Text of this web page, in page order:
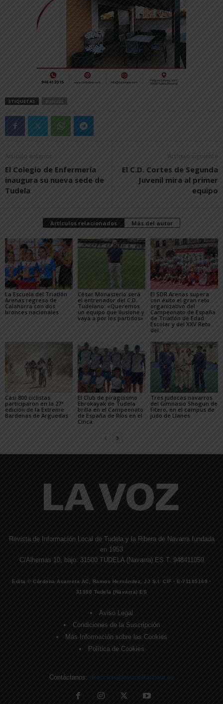
ETIQUETAS BUÑUEL
Artículo anterior
El Colegio de Enfermería
inaugura su nueva sede de
Tudela
Artículo siguiente
El C.D. Cortes de Segunda
Juvenil mira al primer
equipo
Artículos relacionados Más del autor
La Escuela del Triatlón
Arenas regresa de
Calahorra con dos
bronces nacionales
César Monasterio será
el entrenador del C.D.
Tudelano: «Queremos
un equipo que ilusione y
vaya a por los partidos»
El SDR Arenas supera
con éxito el gran reto
organizativo del
Campeonato de España
de Triatlón de Edad
Escolar y del XXV Reto
del...
Casi 800 ciclistas
participaron en la 27ª
edición de la Extreme
Bardenas de Arguedas
El Club de piragüismo
Ebrokayak de Tudela
brilla en el Campeonato
de España de Ríos en el
Cinca
Tres judocas navarros
del Gimnasio Shogun de
Fitero, en el campus de
judo de Llanes
Revista de Información Local de Tudela y la Ribera de Navarra fundada
en 1953
C/Alhemas 10, bajo. 31500 TUDELA (Navarra) ES T. 948411059
Edita © Córdoba Acarreta AC, Ramos Hernández, JJ S.I. CIF · E-71185169 ·
31500 Tudela (Navarra) ES
Aviso Legal
Condiciones de la Suscripción
Más Información sobre las Cookies
Política de Cookies
Contáctanos: direccion@lavozdelaribera.es